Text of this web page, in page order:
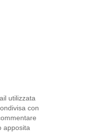
utilizzata
con
apposita